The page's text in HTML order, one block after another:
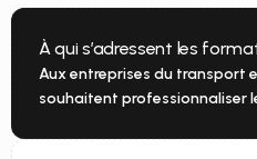
À qui s’adressent les
Aux entreprises du transport
souhaitent professionnaliser